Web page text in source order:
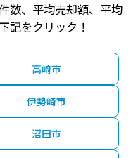
数、平均売却額、平均
記をクリック！
高崎市
伊勢崎市
沼田市